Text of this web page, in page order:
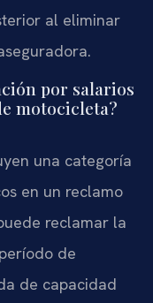
al eliminar
por salarios
motocicleta?
una categoría
en un reclamo
reclamar la
de
de capacidad